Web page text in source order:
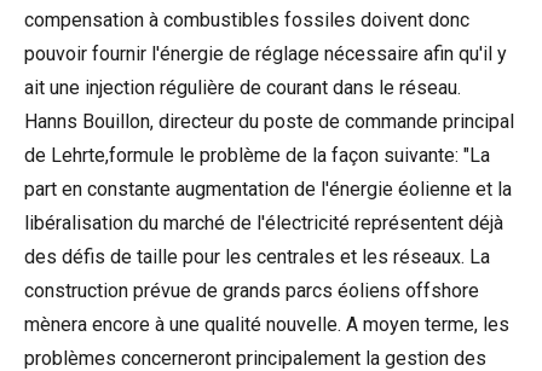
compensation à combustibles fossiles doivent donc
pouvoir fournir l'énergie de réglage nécessaire afin qu'il y
ait une injection régulière de courant dans le réseau.
Hanns Bouillon, directeur du poste de commande principal
de Lehrte,formule le problème de la façon suivante: "La
part en constante augmentation de l'énergie éolienne et la
libéralisation du marché de l'électricité représentent déjà
des défis de taille pour les centrales et les réseaux. La
construction prévue de grands parcs éoliens offshore
mènera encore à une qualité nouvelle. A moyen terme, les
problèmes concerneront principalement la gestion des